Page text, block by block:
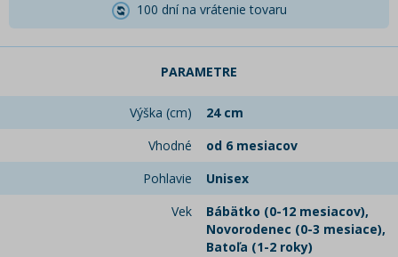
100 dní na vrátenie tovaru
PARAMETRE
Výška (cm)
24 cm
Vhodné
od 6 mesiacov
Pohlavie
Unisex
Vek
Bábätko (0-12 mesiacov),
Novorodenec (0-3 mesiace),
Batoľa (1-2 roky)